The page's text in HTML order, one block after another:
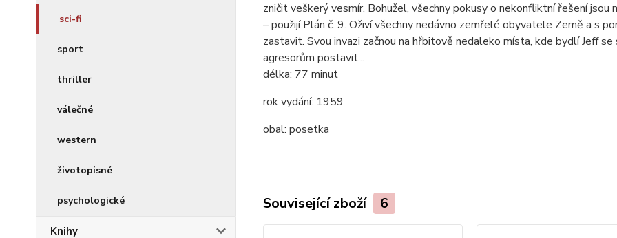
sci-fi
sport
thriller
válečné
western
životopisné
psychologické
Knihy
zničit veškerý vesmír. Bohužel, všechny pokusy o nekonfliktní řešení
– použijí Plán č. 9. Oživí všechny nedávno zemřelé obyvatele Země a s
zastavit. Svou invazi začnou na hřbitově nedaleko místa, kde bydlí Jeff
agresorům postavit...
délka: 77 minut
rok vydání: 1959
obal: posetka
Související zboží 6